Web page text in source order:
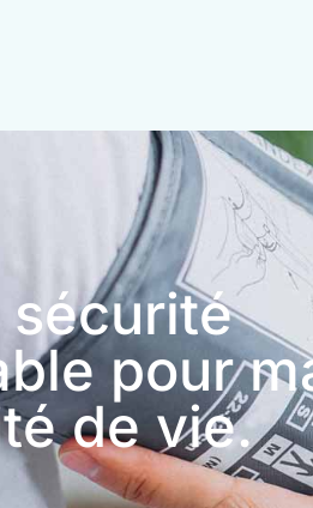
pour
de vie.